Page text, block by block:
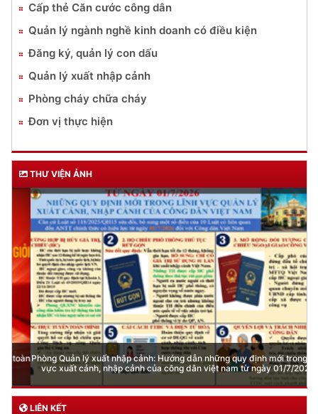
Cấp thẻ Căn cước công dân
Quản lý ngành nghề kinh doanh có điều kiện
Đăng ký, quản lý con dấu
Quản lý xuất nhập cảnh
Phòng cháy chữa cháy
Đơn vị thực hiện
THƯ VIỆN ẢNH
Phòng Quản lý xuất nhập cảnh: Hướng dẫn những quy định mới trong lĩnh
vực xuất cảnh, nhập cảnh của công dân việt nam từ ngày 01/7/2026
LIÊN KẾT